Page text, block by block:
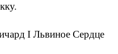
I Львиное Сердце